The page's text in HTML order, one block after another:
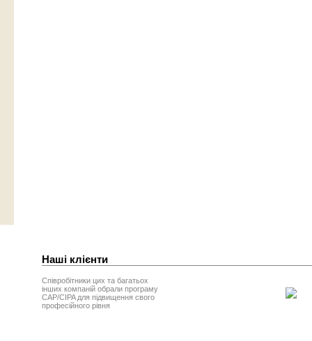
Наші клієнти
Співробітники цих та багатьох
інших компаній обрали програму
CAP/CIPA для підвищення свого
професійного рівня